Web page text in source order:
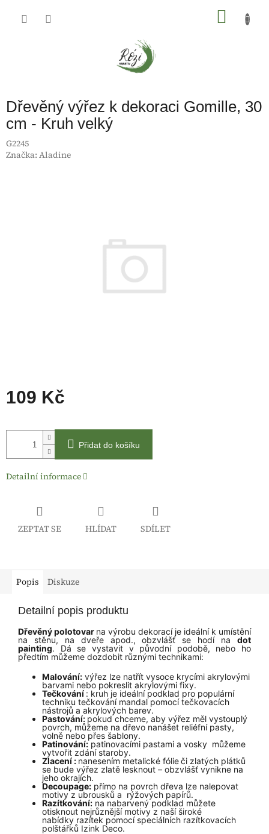
Dřevěný výřez k dekoraci Gomille, 30
cm - Kruh velký
G2245
Značka: Aladine
109 Kč
cena:
Přidat do košíku
Detailní informace
ZEPTAT SE HLÍDAT SDÍLET
Popis Diskuze
Detailní popis produktu
Dřevěný polotovar na výrobu dekorací je ideální k umístění
na stěnu, na dveře apod., obzvlášť se hodí na
dot
painting. Dá se vystavit v původní podobě, nebo ho
předtím můžeme dozdobit různými technikami:
Malování: výřez lze natřít vysoce krycími akrylovými
barvami nebo pokreslit akrylovými fixy.
Tečkování : kruh je ideální podklad pro populární
techniku tečkování mandal pomocí tečkovacích
nástrojů a akrylových barev.
Pastování: pokud chceme, aby výřez měl vystouplý
povrch, můžeme na dřevo nanášet reliéfní pasty,
volně nebo přes šablony.
Patinování: patinovacími pastami a vosky můžeme
vytvořit zdání staroby.
Zlacení : nanesením metalické fólieči zlatých plátků
se bude výřez zlatě lesknout – obzvlášť vynikne na
jeho okrajích.
Decoupage: přímo na povrch dřeva lze nalepovat
motivy z ubrousků a rýžových papírů.
Razítkování: na nabarvený podklad můžete
otisknout nejrůznější motivy z naší široké
nabídky razítek pomocí speciálních razítkovacích
polštářků Izink Deco.